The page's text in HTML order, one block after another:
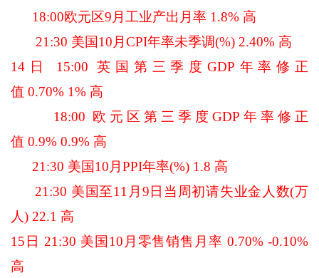
18:00欧元区9月工业产出月率 1.8% 高
21:30 美国10月CPI年率未季调(%) 2.40% 高
14日 15:00 英国第三季度GDP年率修正
值 0.70% 1% 高
18:00 欧元区第三季度GDP年率修正
值 0.9% 0.9% 高
21:30 美国10月PPI年率(%) 1.8 高
21:30 美国至11月9日当周初请失业金人数(万
人) 22.1 高
15日 21:30 美国10月零售销售月率 0.70% -0.10%
高